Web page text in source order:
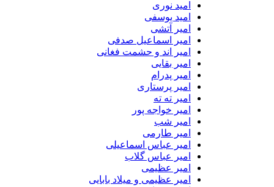
امید نوری
امید یوسفی
امیر آتشی
امیر اسماعیل صدفی
امیر اند و حشمت فغانی
امیر بقایی
امیر پدرام
امیر پرستاری
امیر ته ته
امیر خواجه پور
امیر شب
امیر طارمی
امیر عباس اسماعیلی
امیر عباس گلاب
امیر عظیمی
امیر عظیمی و میلاد بابایی